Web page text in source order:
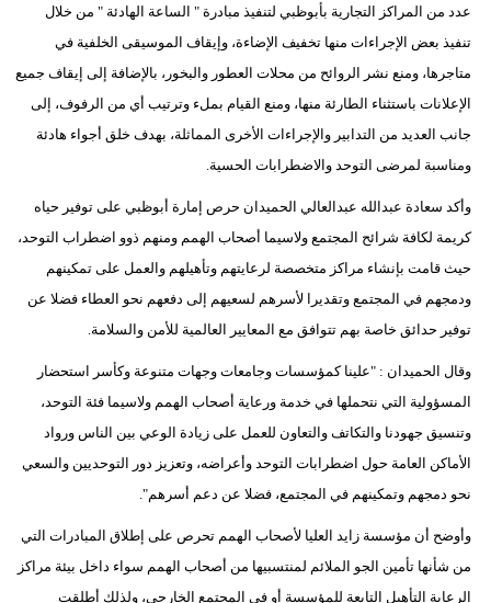
عدد من المراكز التجارية بأبوظبي لتنفيذ مبادرة " الساعة الهادئة " من خلال
تنفيذ بعض الإجراءات منها تخفيف الإضاءة، وإيقاف الموسيقى الخلفية في
متاجرها، ومنع نشر الروائح من محلات العطور والبخور، بالإضافة إلى إيقاف جميع
الإعلانات باستثناء الطارئة منها، ومنع القيام بملء وترتيب أي من الرفوف، إلى
جانب العديد من التدابير والإجراءات الأخرى المماثلة، بهدف خلق أجواء هادئة
ومناسبة لمرضى التوحد والاضطرابات الحسية.
وأكد سعادة عبدالله عبدالعالي الحميدان حرص إمارة أبوظبي على توفير حياه
كريمة لكافة شرائح المجتمع ولاسيما أصحاب الهمم ومنهم ذوو اضطراب التوحد،
حيث قامت بإنشاء مراكز متخصصة لرعايتهم وتأهيلهم والعمل على تمكينهم
ودمجهم في المجتمع وتقديرا لأسرهم لسعيهم إلى دفعهم نحو العطاء فضلا عن
توفير حدائق خاصة بهم تتوافق مع المعايير العالمية للأمن والسلامة.
وقال الحميدان : "علينا كمؤسسات وجامعات وجهات متنوعة وكأسر استحضار
المسؤولية التي نتحملها في خدمة ورعاية أصحاب الهمم ولاسيما فئة التوحد،
وتنسيق جهودنا والتكاتف والتعاون للعمل على زيادة الوعي بين الناس ورواد
الأماكن العامة حول اضطرابات التوحد وأعراضه، وتعزيز دور التوحديين والسعي
نحو دمجهم وتمكينهم في المجتمع، فضلا عن دعم أسرهم".
وأوضح أن مؤسسة زايد العليا لأصحاب الهمم تحرص على إطلاق المبادرات التي
من شأنها تأمين الجو الملائم لمنتسبيها من أصحاب الهمم سواء داخل بيئة مراكز
الرعاية التأهيل التابعة للمؤسسة أو في المجتمع الخارجي، ولذلك أطلقت